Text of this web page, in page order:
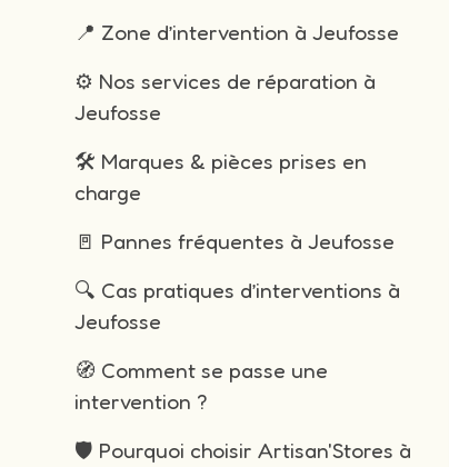
📍 Zone d’intervention à Jeufosse
⚙️ Nos services de réparation à
Jeufosse
🛠️ Marques & pièces prises en
charge
🚪 Pannes fréquentes à Jeufosse
🔍 Cas pratiques d’interventions à
Jeufosse
🧭 Comment se passe une
intervention ?
🛡️ Pourquoi choisir Artisan'Stores à